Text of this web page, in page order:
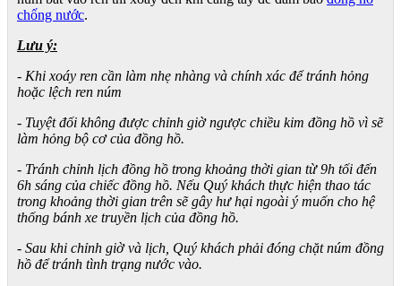
chống nước.
Lưu ý:
- Khi xoáy ren cần làm nhẹ nhàng và chính xác để tránh hỏng
hoặc lệch ren núm
- Tuyệt đối không được chỉnh giờ ngược chiều kim đồng hồ vì sẽ
làm hỏng bộ cơ của đồng hồ.
- Tránh chỉnh lịch đồng hồ trong khoảng thời gian từ 9h tối đến
6h sáng của chiếc đồng hồ. Nếu Quý khách thực hiện thao tác
trong khoảng thời gian trên sẽ gây hư hại ngoài ý muốn cho hệ
thống bánh xe truyền lịch của đồng hồ.
- Sau khi chỉnh giờ và lịch, Quý khách phải đóng chặt núm đồng
hồ để tránh tình trạng nước vào.